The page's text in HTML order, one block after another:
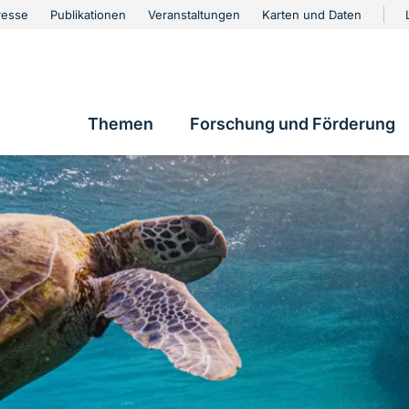
Publikationen Veranstaltungen Karten und Daten
Hauptnavigation
Themen Forschung und Förderung